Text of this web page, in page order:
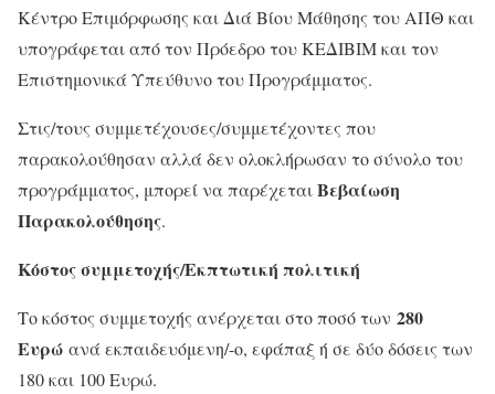
Κέντρο Επιμόρφωσης και Διά Βίου Μάθησης του ΑΠΘ και
υπογράφεται από τον Πρόεδρο του ΚΕΔΙΒΙΜ και τον
Επιστημονικά Υπεύθυνο του Προγράμματος.
Στις/τους συμμετέχουσες/συμμετέχοντες που
παρακολούθησαν αλλά δεν ολοκλήρωσαν το σύνολο του
προγράμματος, μπορεί να παρέχεταιΒεβαίωση
Παρακολούθησης.
Κόστος συμμετοχής/Εκπτωτική πολιτική
Το κόστος συμμετοχής ανέρχεται στο ποσό των 280
Ευρώ ανά εκπαιδευόμενη/-ο, εφάπαξ ή σε δύο δόσεις των
180 και 100 Ευρώ.